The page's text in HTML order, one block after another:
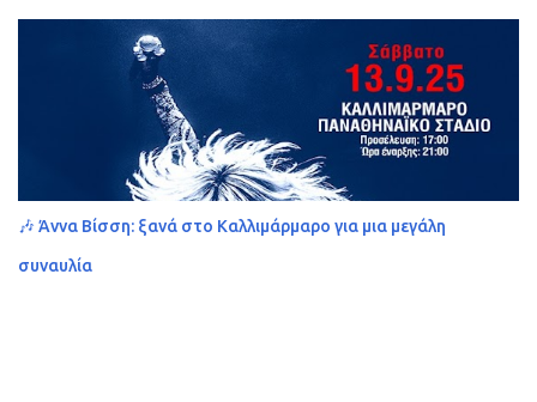
🎶 Άννα Βίσση: ξανά στο Καλλιμάρμαρο για μια μεγάλη
συναυλία